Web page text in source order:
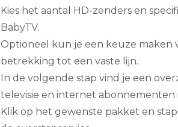
Kies het aantal HD-zenders en
BabyTV.
Optioneel kun je een keuze maken
betrekking tot een vaste lijn.
In de volgende stap vind je een
televisie en internet abonnementen
Klik op het gewenste pakket en